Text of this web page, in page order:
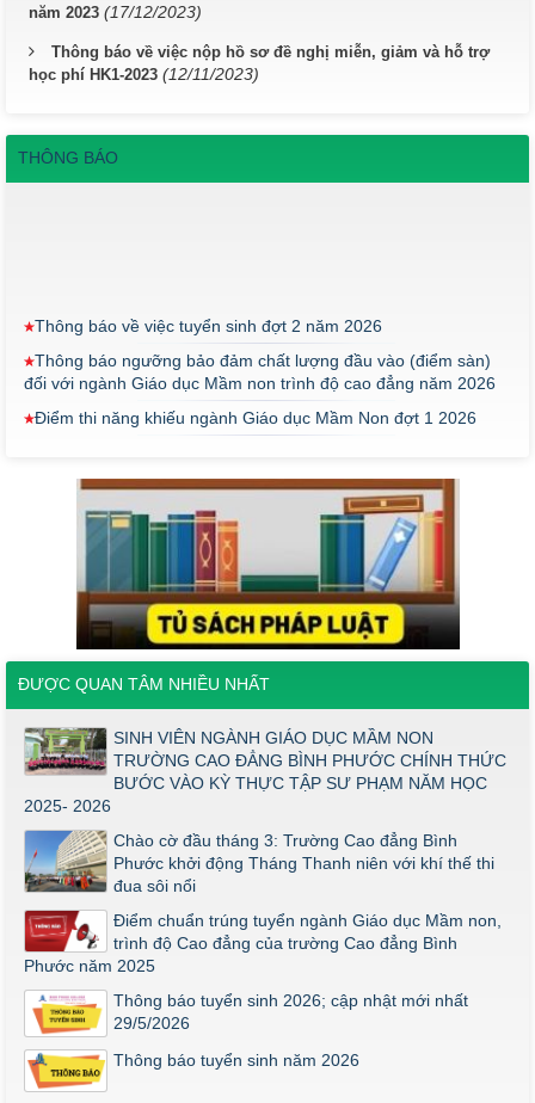
năm 2023 (17/12/2023)
Thông báo về việc nộp hồ sơ đề nghị miễn, giảm và hỗ trợ
học phí HK1-2023 (12/11/2023)
THÔNG BÁO
Thông báo ngưỡng bảo đảm chất lượng đầu vào (điểm sàn)
đối với ngành Giáo dục Mầm non trình độ cao đẳng năm 2026
Điểm thi năng khiếu ngành Giáo dục Mầm Non đợt 1 2026
Thông báo về việc triển khai một số văn bản mới
KHỐI Y DƯỢC NĂM 2026
ĐIỂM TỐT NGHIỆP KHỐI Y - DƯỢC NĂM 2026
Thông báo về việc tổ chức thi năng khiếu ngành Giáo dục
Thông báo về việc tuyển sinh đợt 2 năm 2026
Thông báo ngưỡng bảo đảm chất lượng đầu vào (điểm sàn)
đối với ngành Giáo dục Mầm non trình độ cao đẳng năm 2026
Thông báo về việc triển khai một số văn bản mới
THÔNG BÁO VỀ VIỆC PHÚC KHẢO ĐIỂM THI TỐT NGHIỆP
KHỐI Y DƯỢC NĂM 2026
ĐIỂM TỐT NGHIỆP KHỐI Y - DƯỢC NĂM 2026
Thông báo về việc tổ chức thi năng khiếu ngành Giáo dục
ĐƯỢC QUAN TÂM NHIỀU NHẤT
SINH VIÊN NGÀNH GIÁO DỤC MẦM NON
TRƯỜNG CAO ĐẲNG BÌNH PHƯỚC CHÍNH THỨC
BƯỚC VÀO KỲ THỰC TẬP SƯ PHẠM NĂM HỌC
2025- 2026
Chào cờ đầu tháng 3: Trường Cao đẳng Bình
Phước khởi động Tháng Thanh niên với khí thế thi
đua sôi nổi
Điểm chuẩn trúng tuyển ngành Giáo dục Mầm non,
trình độ Cao đẳng của trường Cao đẳng Bình
Phước năm 2025
Thông báo tuyển sinh 2026; cập nhật mới nhất
29/5/2026
Thông báo tuyển sinh năm 2026